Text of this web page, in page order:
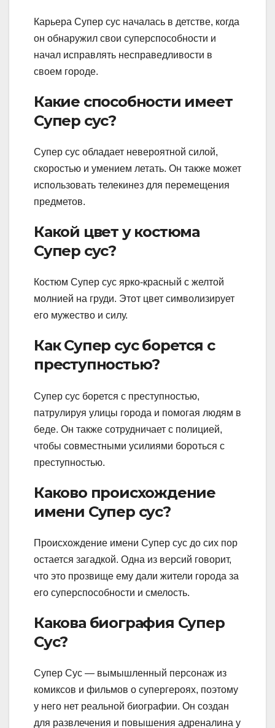
Карьера Супер сус началась в детстве, когда
он обнаружил свои суперспособности и
начал исправлять несправедливости в
своем городе.
Какие способности имеет
Супер сус?
Супер сус обладает невероятной силой,
скоростью и умением летать. Он также может
использовать телекинез для перемещения
предметов.
Какой цвет у костюма
Супер сус?
Костюм Супер сус ярко-красный с желтой
молнией на груди. Этот цвет символизирует
его мужество и силу.
Как Супер сус борется с
преступностью?
Супер сус борется с преступностью,
патрулируя улицы города и помогая людям в
беде. Он также сотрудничает с полицией,
чтобы совместными усилиями бороться с
преступностью.
Каково происхождение
имени Супер сус?
Происхождение имени Супер сус до сих пор
остается загадкой. Одна из версий говорит,
что это прозвище ему дали жители города за
его суперспособности и смелость.
Какова биография Супер
Сус?
Супер Сус — вымышленный персонаж из
комиксов и фильмов о супергероях, поэтому
у него нет реальной биографии. Он создан
для развлечения и повышения адреналина у